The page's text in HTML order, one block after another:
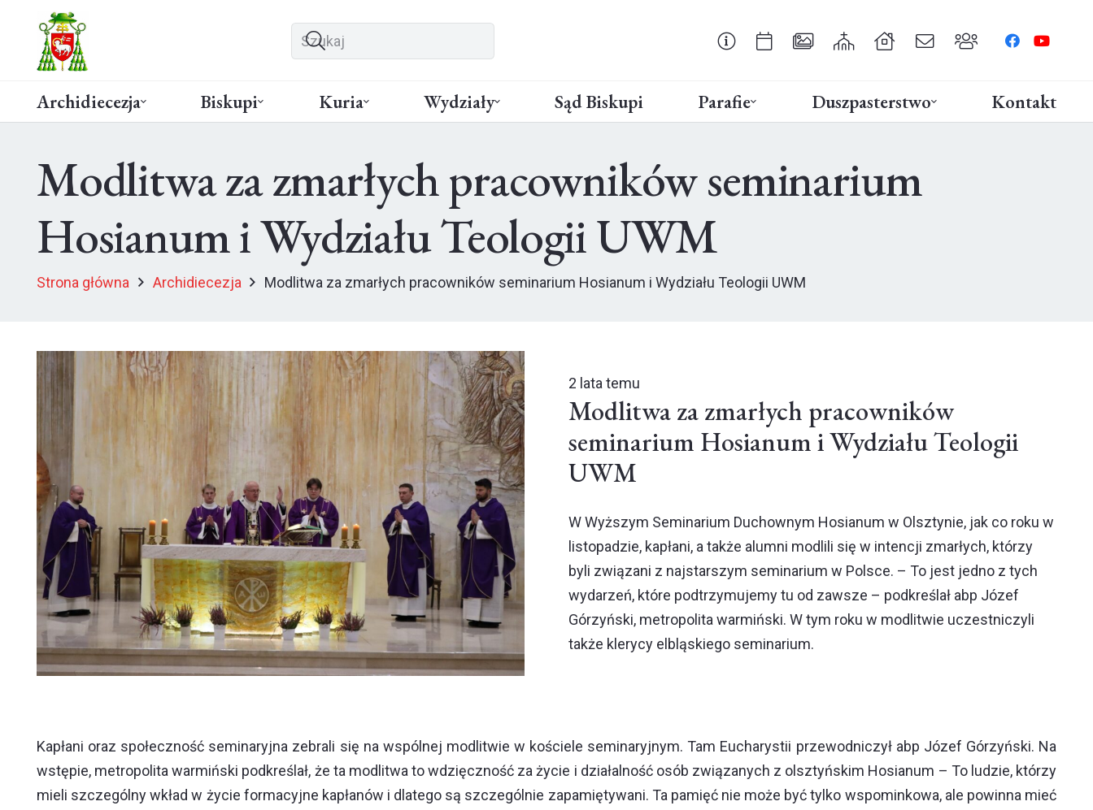
Archidiecezja Biskupi Kuria Wydziały Sąd Biskupi Parafie Duszpasterstwo Kontakt
Modlitwa za zmarłych pracowników seminarium
Hosianum i Wydziału Teologii UWM
Strona główna Archidiecezja Modlitwa za zmarłych pracowników seminarium Hosianum i Wydziału Teologii UWM
2 lata temu
Modlitwa za zmarłych pracowników
seminarium Hosianum i Wydziału Teologii
UWM
W Wyższym Seminarium Duchownym Hosianum w Olsztynie, jak co roku w
listopadzie, kapłani, a także alumni modlili się w intencji zmarłych, którzy
byli związani z najstarszym seminarium w Polsce. – To jest jedno z tych
wydarzeń, które podtrzymujemy tu od zawsze – podkreślał abp Józef
Górzyński, metropolita warmiński. W tym roku w modlitwie uczestniczyli
także klerycy elbląskiego seminarium.
Kapłani oraz społeczność seminaryjna zebrali się na wspólnej modlitwie w kościele seminaryjnym. Tam Eucharystii przewodniczył abp Józef Górzyński. Na
wstępie, metropolita warmiński podkreślał, że ta modlitwa to wdzięczność za życie i działalność osób związanych z olsztyńskim Hosianum – To ludzie, którzy
mieli szczególny wkład w życie formacyjne kapłanów i dlatego są szczególnie zapamiętywani. Ta pamięć nie może być tylko wspominkowa, ale powinna mieć